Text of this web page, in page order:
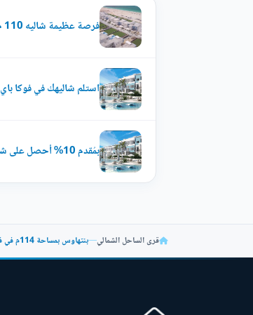
فرصة عظيمة شاليه 110 م مع اقساط على 7 سنوات فى فوكا باى الساحل
استلم شاليهك في فوكا باي
بمُقدم 10% أحصل على شاليه بمساحة 91م في فوكا باي
قرى الساحل الشمالي—بنتهاوس بمساحة 114م في فوكا باي